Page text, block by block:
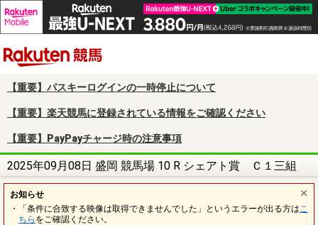
【重要】パスキーログインの一時停止について
【重要】楽天競馬に登録されている情報をご確認ください
【重要】PayPayチャージ時の注意事項
2025年09月08日 盛岡 競馬場 10 R シェアト賞 Ｃ１三組
お知らせ
・「条件に合致する映像は取得できませんでした」というエラーが出る方は こ
ちら をご確認ください。